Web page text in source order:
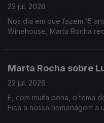
23 jul. 2026
Nos dia em que fazem 15
Winehouse, Marta Rocha
Marta Rocha sobre
22 jul. 2026
É, com muita pena, o tema
Fica a nossa homenagem a